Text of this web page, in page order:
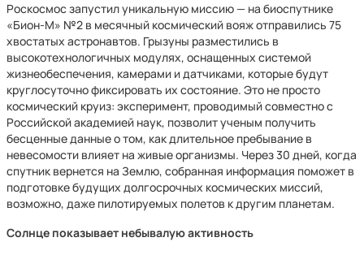
Роскосмос запустил уникальную миссию — на биоспутнике
«Бион-М» №2 в месячный космический вояж отправились 75
хвостатых астронавтов. Грызуны разместились в
высокотехнологичных модулях, оснащенных системой
жизнеобеспечения, камерами и датчиками, которые будут
круглосуточно фиксировать их состояние. Это не просто
космический круиз: эксперимент, проводимый совместно с
Российской академией наук, позволит ученым получить
бесценные данные о том, как длительное пребывание в
невесомости влияет на живые организмы. Через 30 дней, когда
спутник вернется на Землю, собранная информация поможет в
подготовке будущих долгосрочных космических миссий,
возможно, даже пилотируемых полетов к другим планетам.
Солнце показывает небывалую активность